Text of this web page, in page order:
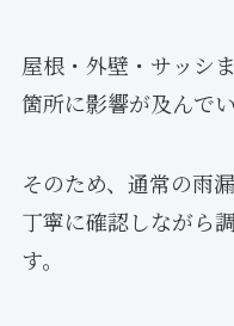
屋根・外壁・サッシ
箇所に影響が及んで
そのため、通常の雨
丁寧に確認しながら
す。